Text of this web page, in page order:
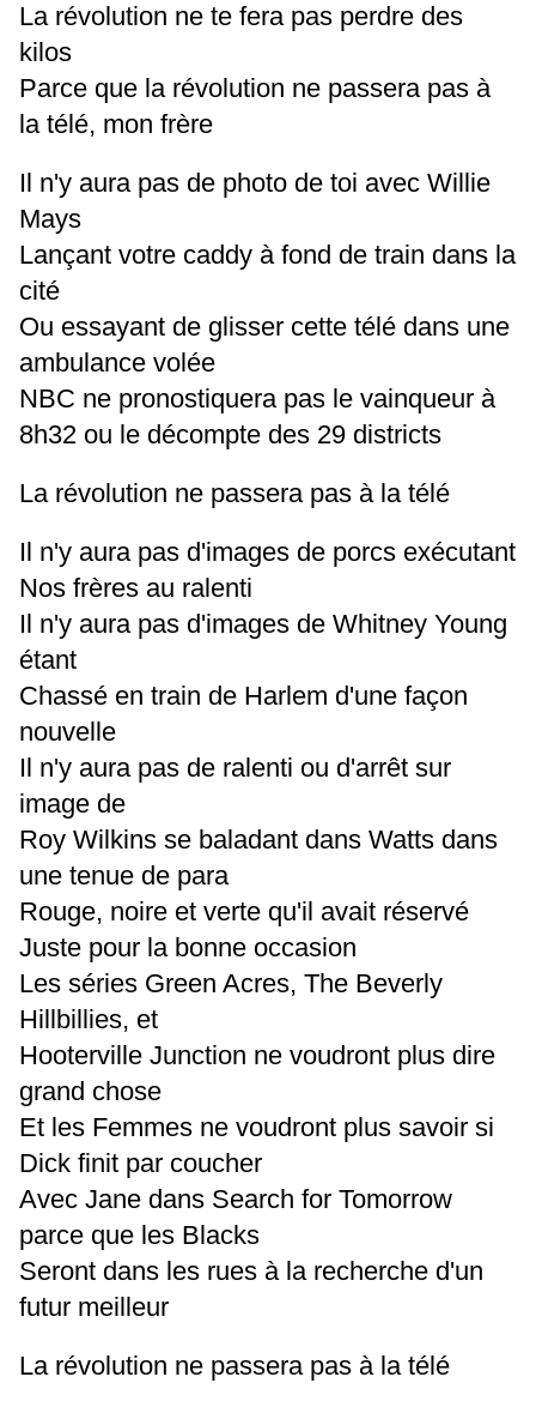
La révolution ne te fera pas perdre des
kilos
Parce que la révolution ne passera pas à
la télé, mon frère
Il n'y aura pas de photo de toi avec Willie
Mays
Lançant votre caddy à fond de train dans la
cité
Ou essayant de glisser cette télé dans une
ambulance volée
NBC ne pronostiquera pas le vainqueur à
8h32 ou le décompte des 29 districts
La révolution ne passera pas à la télé
Il n'y aura pas d'images de porcs exécutant
Nos frères au ralenti
Il n'y aura pas d'images de Whitney Young
étant
Chassé en train de Harlem d'une façon
nouvelle
Il n'y aura pas de ralenti ou d'arrêt sur
image de
Roy Wilkins se baladant dans Watts dans
une tenue de para
Rouge, noire et verte qu'il avait réservé
Juste pour la bonne occasion
Les séries Green Acres, The Beverly
Hillbillies, et
Hooterville Junction ne voudront plus dire
grand chose
Et les Femmes ne voudront plus savoir si
Dick finit par coucher
Avec Jane dans Search for Tomorrow
parce que les Blacks
Seront dans les rues à la recherche d'un
futur meilleur
La révolution ne passera pas à la télé